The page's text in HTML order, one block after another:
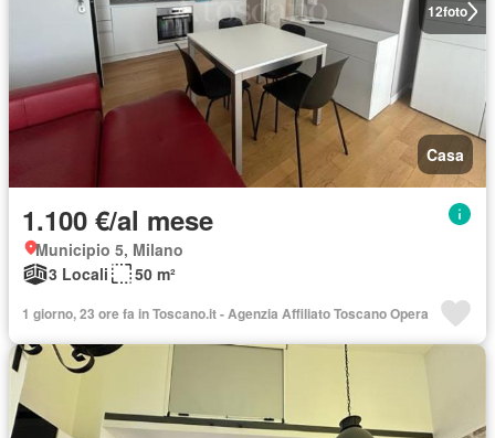
12foto
Casa
1.100 €/al mese
Municipio 5, Milano
3 Locali
50 m²
1 giorno, 23 ore fa in Toscano.it - Agenzia Affiliato Toscano Opera